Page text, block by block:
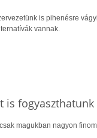
is pihenésre
vannak.
is fogyaszthatunk
magukban nagyon